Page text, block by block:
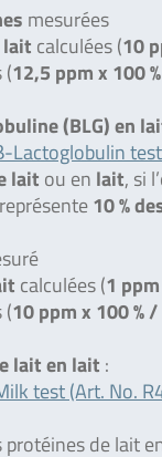
mesurées
lait calculées (10
12,5 ppm x 100
(BLG) en
Lactoglobulin
lait ou en lait, si
10 %
calculées (1
10 ppm x 100 % /
lait en lait :
test (Art. No.
de lait